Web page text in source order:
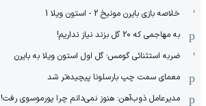
خلاصه بازی بایرن مونیخ 2 - استون ویلا 1
به مهاجمی که 20 گل بزند نیاز نداریم!
ضربه استثنائی گومس؛ گل اول استون ویلا به بایرن
معمای سمت چپ بارسلونا پیچیده‌تر شد
مدیرعامل ذوب‌آهن: هنوز نمی‌دانم چرا پورموسوی رفت!